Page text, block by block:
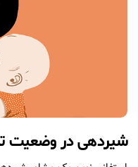
شیردهی در وضعیت